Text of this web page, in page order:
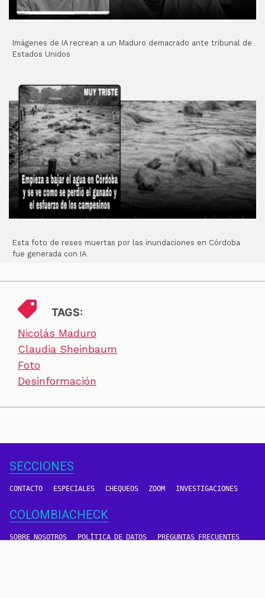
Imágenes de IA recrean a un Maduro demacrado ante tribunal de
Estados Unidos
Esta foto de reses muertas por las inundaciones en Córdoba
fue generada con IA
TAGS:
Nicolás Maduro
Claudia Sheinbaum
Foto
Desinformación
SECCIONES
CONTACTO ESPECIALES CHEQUEOS ZOOM INVESTIGACIONES
COLOMBIACHECK
SOBRE NOSOTROS POLÍTICA DE DATOS PREGUNTAS FRECUENTES